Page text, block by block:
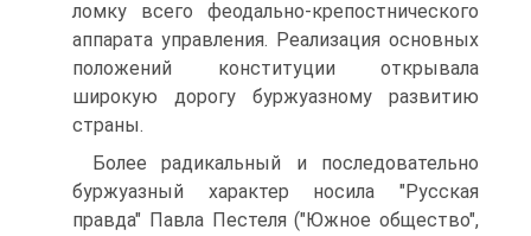
ломку всего феодально-крепостнического
аппарата управления. Реализация основных
положений конституции открывала
широкую дорогу буржуазному развитию
страны.
Более радикальный и последовательно
буржуазный характер носила "Русская
правда" Павла Пестеля ("Южное общество",